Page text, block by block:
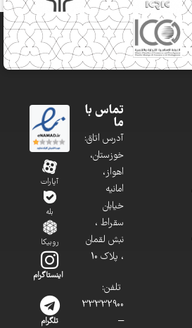
تماس با
ما
آدرس اتاق:
خوزستان،
اهواز،
امانیه
خیابان
سقراط ،
نبش لقمان
، پلاک 10
تلفن:
33332900
–
آپارات
بله
روبیکا
اینستاگرام
تلگرام